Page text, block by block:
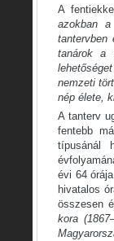
A
azokban
tantervben
tanárok a
nemzeti
nép élete,
A tanterv
fentebb
típusánál
évi 64
hivatalos
összesen
kora (1867